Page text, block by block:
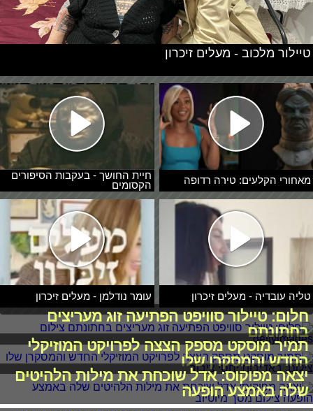
מאחורי הקלעים: טירה רדופה
חיית החושך - בעקבות הסיפורים
הקסומים
טליה עובדיה - מעלים זיכרון עומר נודלמן - מעלים זיכרון
טיילור מלכוב - מעלים זיכרון
חלום: טיילור סוויפט הפתיעה זוג מעריצים
בחתונתם
תמיר מוסקט מספק הצצה לפרויקט המוזיקלי
החדש והמסקרן שלו
יצאה מפוקוס: אדל שוכחת את מילות הלהיטים
שלה באמצע הופעה